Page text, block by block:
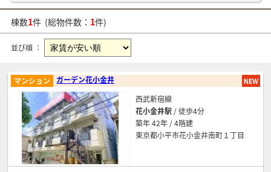
棟数1件 (総物件数： 1件)
並び順 ：
ガーデン花小金井
マンション
西武新宿線
花小金井駅 / 徒歩4分
築年 42年 / 4階建
東京都小平市花小金井南町１丁目